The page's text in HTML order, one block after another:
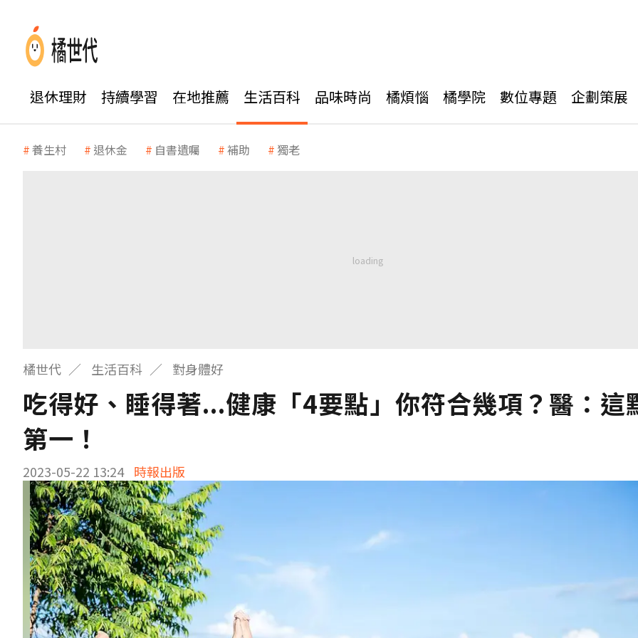
退休理財 持續學習 在地推薦 生活百科 品味時尚 橘煩惱 橘學院 數位專題 企劃策展
養生村 退休金 自書遺囑 補助 獨老
橘世代 生活百科 對身體好
吃得好、睡得著...健康「4要點」你符合幾項？醫：這
第一！
2023-05-22 13:24 時報出版